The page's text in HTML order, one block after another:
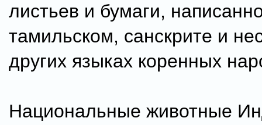
листьев и бумаги,
тамильском, санскрите и
других языках коренных
Национальные животные